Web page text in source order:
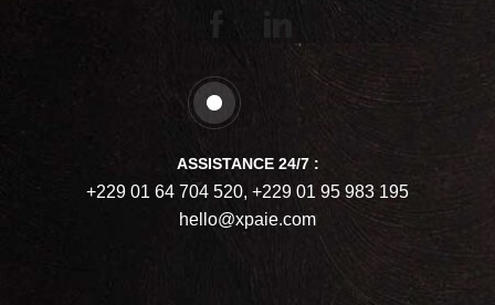
ASSISTANCE 24/7 :
+229 01 64 704 520, +229 01 95 983 195
hello@xpaie.com